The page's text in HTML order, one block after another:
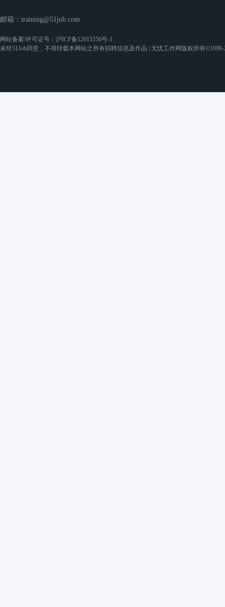
邮箱： training@51job.com
网站备案/许可证号： 沪ICP备12015550号-1
未经51Job同意，不得转载本网站之所有招聘信息及作品 | 无忧工作网版权所有©1999-